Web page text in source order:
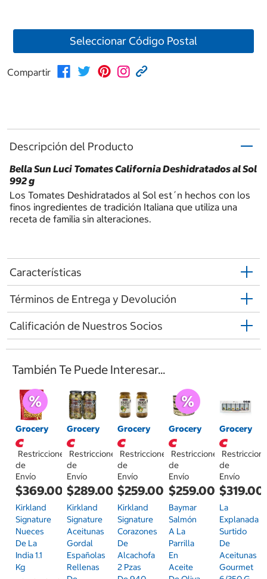
Seleccionar Código Postal
Compartir
Descripción del Producto
Bella Sun Luci Tomates California Deshidratados al Sol
992 g
Los Tomates Deshidratados al Sol est´n hechos con los
finos ingredientes de tradición Italiana que utiliza una
receta de familia sin alteraciones.
Características
Términos de Entrega y Devolución
Calificación de Nuestros Socios
También Te Puede Interesar...
Grocery
Restricciones
de
Envío
$369.00
Kirkland
Signature
Nueces
De La
India 1.1
Kg
Grocery
Restricciones
de
Envío
$289.00
Kirkland
Signature
Aceitunas
Gordal
Españolas
Rellenas
Grocery
Restricciones
de
Envío
$259.00
Kirkland
Signature
Corazones
De
Alcachofa
2 Pzas
Grocery
Restricciones
de
Envío
$259.00
Baymar
Salmón
A La
Parrilla
En
Aceite
Grocery
de
Envío
$319.00
La
Explanada
Surtido
De
Aceitunas
Gourmet